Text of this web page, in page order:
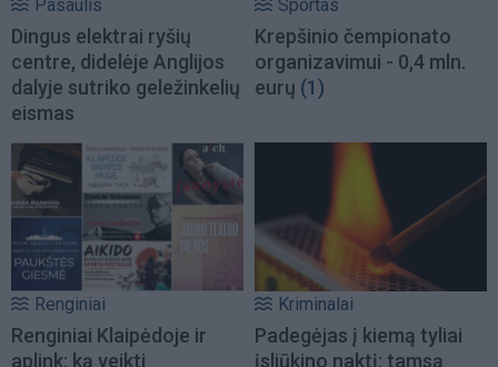
Pasaulis
Dingus elektrai ryšių
centre, didelėje Anglijos
dalyje sutriko geležinkelių
eismas
Sportas
Krepšinio čempionato
organizavimui - 0,4 mln.
eurų (1)
Renginiai
Renginiai Klaipėdoje ir
aplink: ką veikti
Kriminalai
Padegėjas į kiemą tyliai
įsliūkino naktį: tamsą